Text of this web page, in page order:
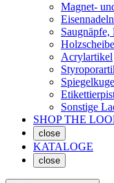
Magnet-
Saugnäpfe,
Acrylartikel
Sonstige
SHOP THE
close
KATALOGE
close